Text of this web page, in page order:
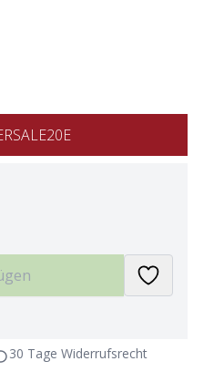
30 Tage Widerrufsrecht